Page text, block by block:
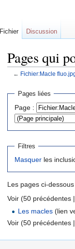
Pages qui
← Fichier:Macle
Pages liées
Page :
Filtres
Masquer les
Les pages ci-
Voir (50 précédentes
Les macles (lien
Voir (50 précédentes
Fichier Discussion